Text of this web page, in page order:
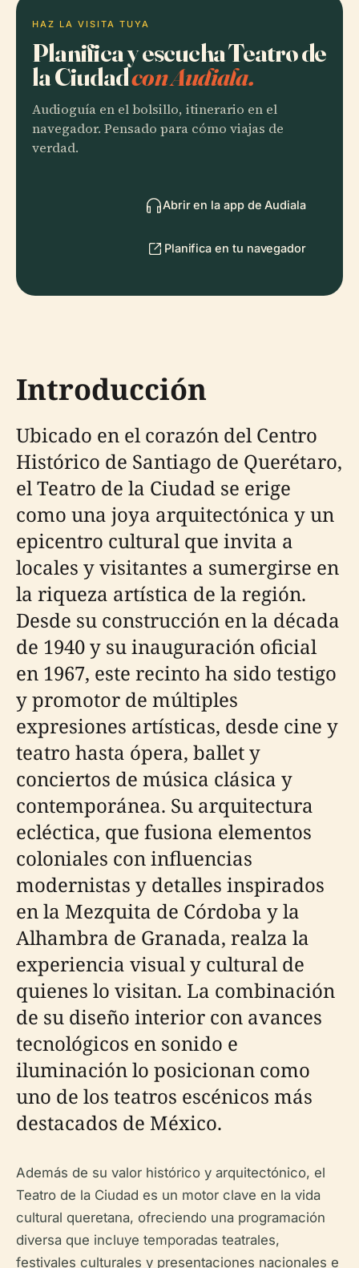
HAZ LA VISITA TUYA
Planifica y escucha Teatro de
la Ciudadcon Audiala.
Audioguía en el bolsillo, itinerario en el
navegador. Pensado para cómo viajas de
verdad.
Abrir en la app de Audiala
Planifica en tu navegador
Introducción
Ubicado en el corazón del Centro
Histórico de Santiago de Querétaro,
el Teatro de la Ciudad se erige
como una joya arquitectónica y un
epicentro cultural que invita a
locales y visitantes a sumergirse en
la riqueza artística de la región.
Desde su construcción en la década
de 1940 y su inauguración oficial
en 1967, este recinto ha sido testigo
y promotor de múltiples
expresiones artísticas, desde cine y
teatro hasta ópera, ballet y
conciertos de música clásica y
contemporánea. Su arquitectura
ecléctica, que fusiona elementos
coloniales con influencias
modernistas y detalles inspirados
en la Mezquita de Córdoba y la
Alhambra de Granada, realza la
experiencia visual y cultural de
quienes lo visitan. La combinación
de su diseño interior con avances
tecnológicos en sonido e
iluminación lo posicionan como
uno de los teatros escénicos más
destacados de México.
Además de su valor histórico y arquitectónico, el
Teatro de la Ciudad es un motor clave en la vida
cultural queretana, ofreciendo una programación
diversa que incluye temporadas teatrales,
festivales culturales y presentaciones nacionales e